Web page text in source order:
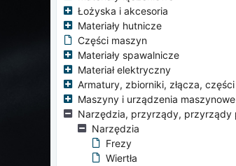
Łożyska i akcesoria
Materiały hutnicze
Części maszyn
Materiały spawalnicze
Materiał elektryczny
Maszyny i urządzenia maszynowe
Narzędzia
Frezy
Wiertła